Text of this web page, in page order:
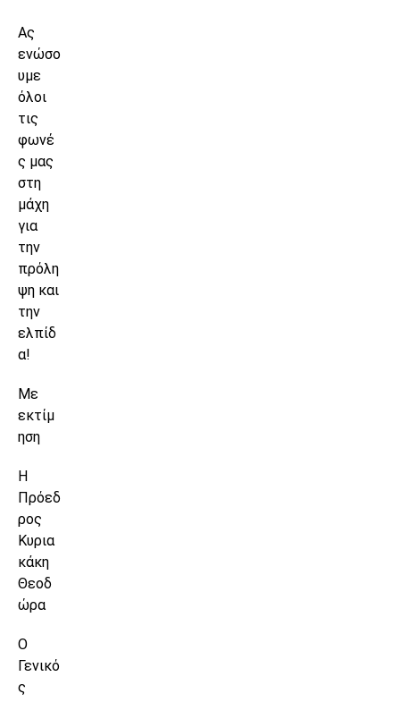
Ας
ενώσο
υμε
όλοι
τις
φωνέ
ς μας
στη
μάχη
για
την
πρόλη
ψη και
την
ελπίδ
α!
Με
εκτίμ
ηση
Η
Πρόεδ
ρος
Κυρια
κάκη
Θεοδ
ώρα
Ο
Γενικό
ς